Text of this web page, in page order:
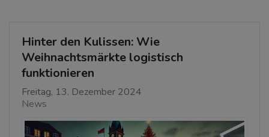
Hinter den Kulissen: Wie
Weihnachtsmärkte logistisch
funktionieren
Freitag, 13. Dezember 2024
News